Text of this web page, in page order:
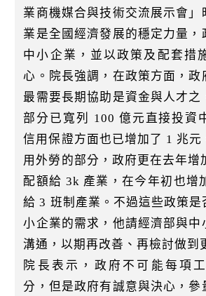
業商機媒合與技術交流展示會」
業是全國經濟發展的穩定力量，
中小企業，並以政策及配套措
心。院長強調，在政策方面，政
最需要長期協助是資金與人才之
部分已寬列 100 億元直接投資
信用保證方面也已增加了 1 兆元
用外勞的部分，政府更在去年增
配額給 3k 產業，在今年初也增
給 3 班制產業。不過這些政策是
小企業的需求，他請經濟部與中
溝通，以期再改善、再檢討做到
院長表示，政府不可能每項
分，但是政府有誠意與決心，參